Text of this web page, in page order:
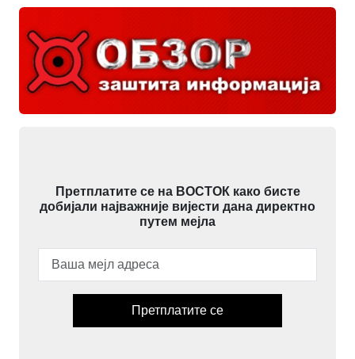
Претплатите се на ВОСТОК како бисте
добијали најважније вијести дана директно
путем мејла
Претплатите се